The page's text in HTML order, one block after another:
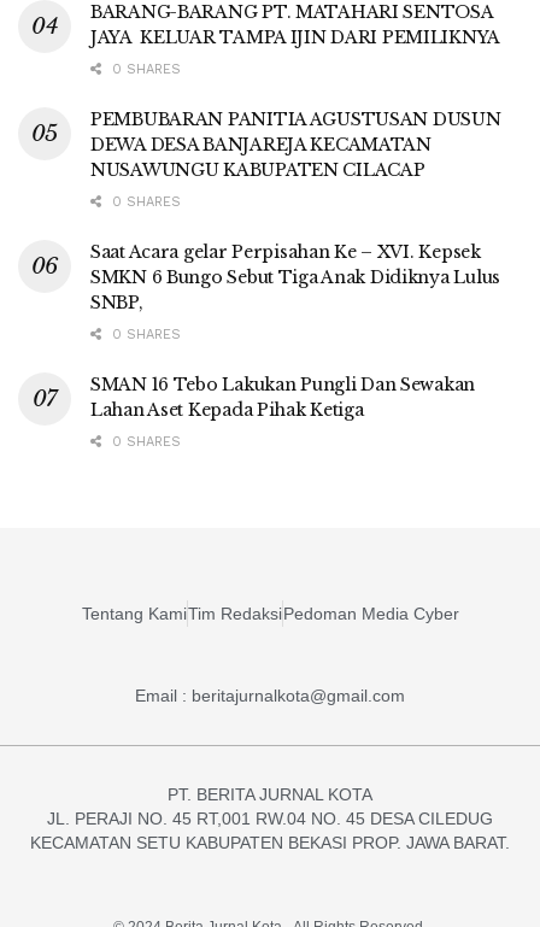
BARANG-BARANG PT. MATAHARI SENTOSA
JAYA KELUAR TAMPA IJIN DARI PEMILIKNYA
0 SHARES
PEMBUBARAN PANITIA AGUSTUSAN DUSUN
DEWA DESA BANJAREJA KECAMATAN
NUSAWUNGU KABUPATEN CILACAP
0 SHARES
Saat Acara gelar Perpisahan Ke – XVI. Kepsek
SMKN 6 Bungo Sebut Tiga Anak Didiknya Lulus
SNBP,
0 SHARES
SMAN 16 Tebo Lakukan Pungli Dan Sewakan
Lahan Aset Kepada Pihak Ketiga
0 SHARES
Tentang KamiTim RedaksiPedoman Media Cyber
Email : beritajurnalkota@gmail.com
PT. BERITA JURNAL KOTA
JL. PERAJI NO. 45 RT,001 RW.04 NO. 45 DESA CILEDUG
KECAMATAN SETU KABUPATEN BEKASI PROP. JAWA BARAT.